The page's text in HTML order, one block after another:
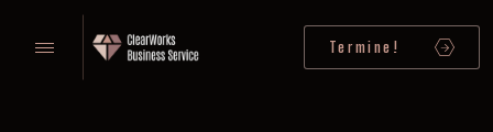
Termine!